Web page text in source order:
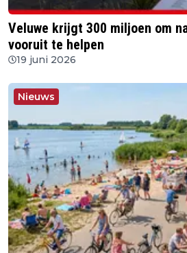
Veluwe krijgt 300 miljoen om
vooruit te helpen
19 juni 2026
Nieuws